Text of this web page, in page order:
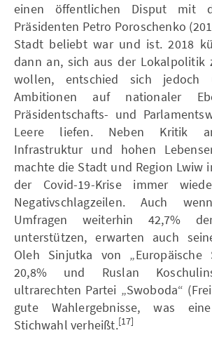
einen öffentlichen Disput mit
Präsidenten Petro Poroschenko
Stadt beliebt war und ist. 2018
dann an, sich aus der Lokalpolitik
wollen, entschied sich
Ambitionen auf nationaler
Präsidentschafts- und
Leere liefen. Neben Kritik
Infrastruktur und hohen
machte die Stadt und Region Lwiw
der Covid-19-Krise immer
Negativschlagzeilen. Auch
Umfragen weiterhin 42,7%
unterstützen, erwarten auch
Oleh Sinjutka von „Europäische
20,8% und Ruslan
ultrarechten Partei „Swoboda“
gute Wahlergebnisse, was
Stichwahl verheißt.[17]